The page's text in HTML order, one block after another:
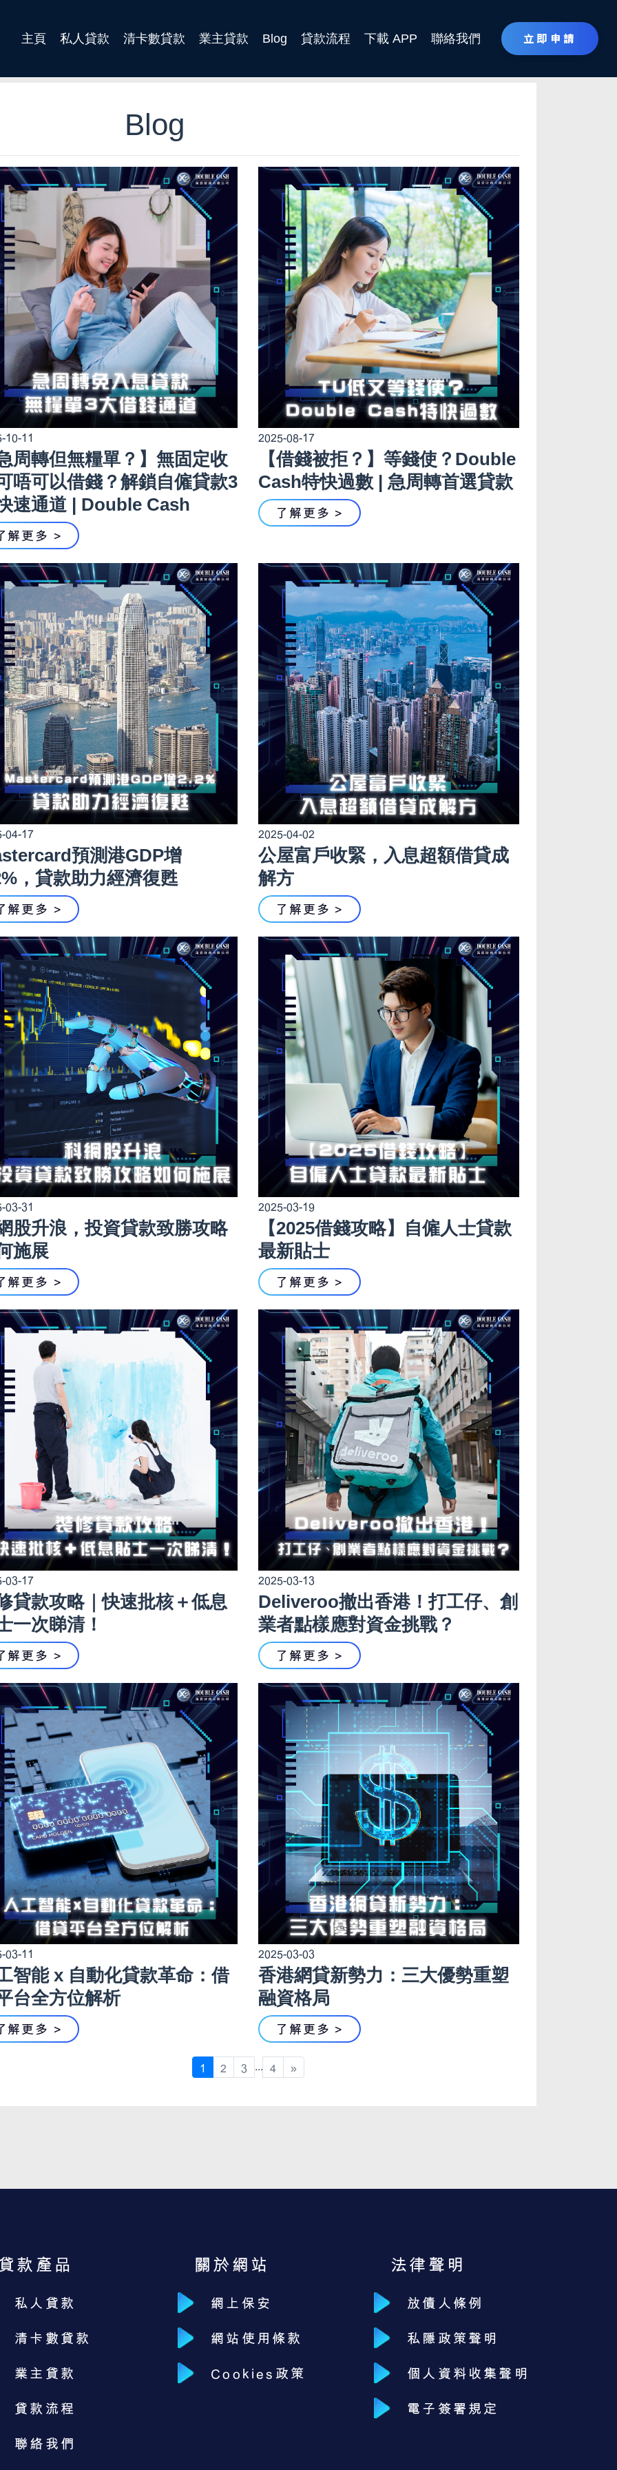
主頁 私人貸款 清卡數貸款 業主貸款 Blog 貸款流程 下載 APP 聯絡我們 立即申請
Blog
10-11
周轉但無糧單？】無固定收
唔可以借錢？解鎖自僱貸款3
速通道 | Double Cash
解更多 >
2025-08-17
【借錢被拒？】等錢使？Double
Cash特快過數 | 急周轉首選貸款
了解更多 >
04-17
預測港GDP增
，貸款助力經濟復甦
解更多 >
2025-04-02
公屋富戶收緊，入息超額借貸成
解方
了解更多 >
03-31
股升浪，投資貸款致勝攻略
施展
解更多 >
2025-03-19
【2025借錢攻略】自僱人士貸款
最新貼士
了解更多 >
03-17
貸款攻略｜快速批核＋低息
一次睇清！
解更多 >
2025-03-13
Deliveroo撤出香港！打工仔、創
業者點樣應對資金挑戰？
了解更多 >
03-11
智能 x 自動化貸款革命：借
台全方位解析
解更多 >
2025-03-03
香港網貸新勢力：三大優勢重塑
融資格局
了解更多 >
1 2 3 4 »
款產品
私人貸款
清卡數貸款
業主貸款
貸款流程
聯絡我們
關於網站
網上保安
網站使用條款
Cookies政策
法律聲明
放債人條例
私隱政策聲明
個人資料收集聲明
電子簽署規定